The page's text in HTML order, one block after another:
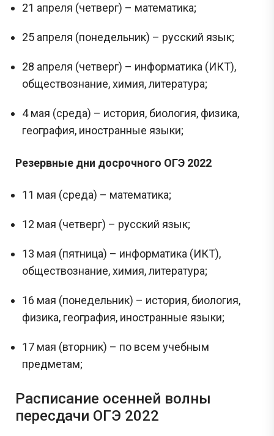
21 апреля (четверг) – математика;
25 апреля (понедельник) – русский язык;
28 апреля (четверг) – информатика (ИКТ),
обществознание, химия, литература;
4 мая (среда) – история, биология, физика,
география, иностранные языки;
Резервные дни досрочного ОГЭ 2022
11 мая (среда) – математика;
12 мая (четверг) – русский язык;
13 мая (пятница) – информатика (ИКТ),
обществознание, химия, литература;
16 мая (понедельник) – история, биология,
физика, география, иностранные языки;
17 мая (вторник) – по всем учебным
предметам;
Расписание осенней волны
пересдачи ОГЭ 2022